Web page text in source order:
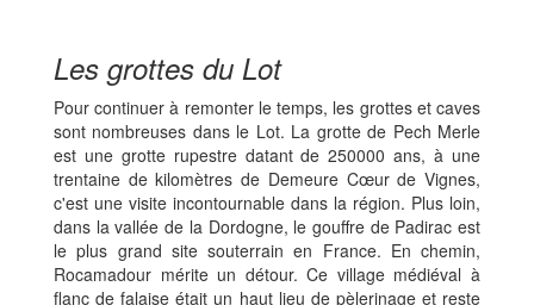
Les grottes du Lot
Pour continuer à remonter le temps, les grottes et caves
sont nombreuses dans le Lot. La grotte de Pech Merle
est une grotte rupestre datant de 250000 ans, à une
trentaine de kilomètres de Demeure Cœur de Vignes,
c'est une visite incontournable dans la région. Plus loin,
dans la vallée de la Dordogne, le gouffre de Padirac est
le plus grand site souterrain en France. En chemin,
Rocamadour mérite un détour. Ce village médiéval à
flanc de falaise était un haut lieu de pèlerinage et reste